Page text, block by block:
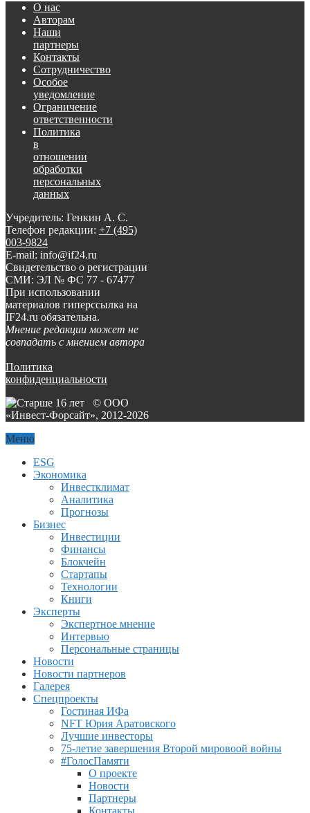
О нас
Авторам
Наши
партнеры
Контакты
Сотрудничество
Особое
уведомление
Ограничение
ответственности
Политика
в
отношении
обработки
персональных
данных
Учредитель: Генкин А. С.
Телефон редакции: +7 (495)
003-9824
E-mail: info@if24.ru
Свидетельство о регистрации
СМИ: ЭЛ № ФС 77 - 67477
При использовании
материалов гиперссылка на
IF24.ru обязательна.
Мнение редакции может не
совпадать с мнением автора
Политика
конфиденциальности
© ООО
«Инвест-Форсайт», 2012-2026
Меню
ESG
Экономика
Инвестклимат
Аналитика
Прогнозы
Бизнес
Инвестиции
Финансы
Блокчейн
Стартапы
Технологии
Книги
Эксперты
Экспертное мнение
Интервью
Персональные страницы
Новости
Новости партнеров
Галерея
Спецпроекты
Гостиная ИФа
NFT Юрия Аратовского
Лучшие инвесторы
75-летие завершения Второй мировоой войны
#ГолосПамяти
О проекте
Новости
Партнеры
Контакты